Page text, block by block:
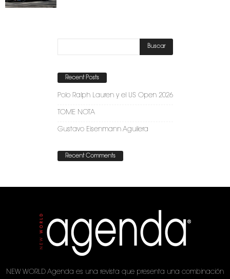
Recent Posts
Polo Ralph Lauren y el US Open 2026
TOME NOTA
Gustavo Eisenmann Aguilera
Recent Comments
NEW WORLD Agenda es una revista que presenta una combinación